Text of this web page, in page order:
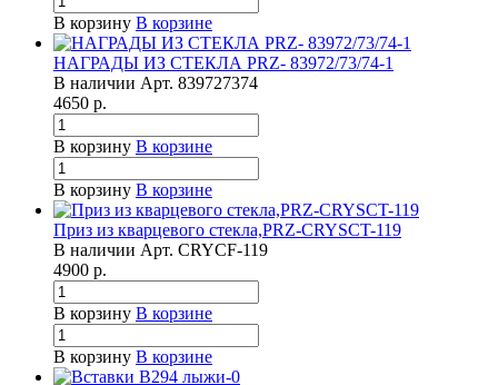
В корзину В корзине
НАГРАДЫ ИЗ СТЕКЛА PRZ- 83972/73/74-1
В наличии Арт. 839727374
4650 р.
В корзину В корзине
В корзину В корзине
Приз из кварцевого стекла,PRZ-CRYSCT-119
В наличии Арт. CRYCF-119
4900 р.
В корзину В корзине
В корзину В корзине